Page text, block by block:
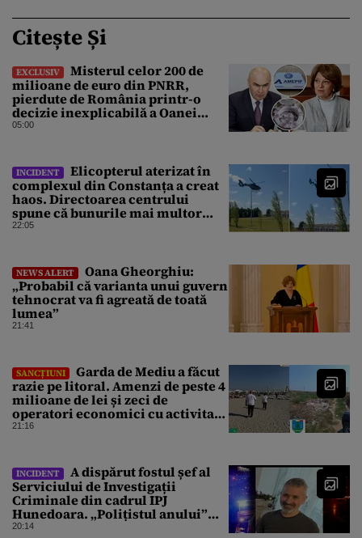
Citește Și
EXCLUSIV
Misterul celor 200 de
milioane de euro din PNRR,
pierdute de România printr-o
decizie inexplicabilă a Oanei
Gheorghiu. Ultima hotărâre de
05:00
INCIDENT
Elicopterul aterizat în
complexul din Constanța a creat
haos. Directoarea centrului
spune că bunurile mai multor
clienți ar fi dispărut
22:05
NEWS ALERT
Oana Gheorghiu:
„Probabil că varianta unui guvern
tehnocrat va fi agreată de toată
lumea”
21:41
SANCȚIUNI
Garda de Mediu a făcut
razie pe litoral. Amenzi de peste 4
milioane de lei și zeci de
operatori economici cu activitate
suspendată
21:16
INCIDENT
A dispărut fostul șef al
Serviciului de Investigații
Criminale din cadrul IPJ
Hunedoara. „Polițistul anului”
este de negăsit de 2 zile
20:14